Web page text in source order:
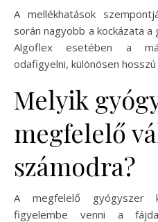
A mellékhatások
során nagyobb a kockázata
Algoflex esetében a
odafigyelni, különösen
Melyik
megfelelő
számodra?
A megfelelő gyógyszer
figyelembe venni a